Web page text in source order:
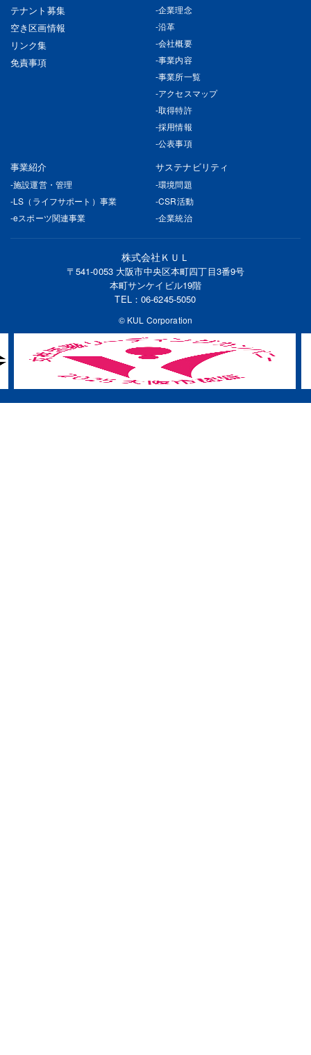
テナント募集
空き区画情報
リンク集
免責事項
企業理念
沿革
会社概要
事業内容
事業所一覧
アクセスマップ
取得特許
採用情報
公表事項
事業紹介
施設運営・管理
LS（ライフサポート）事業
eスポーツ関連事業
サステナビリティ
環境問題
CSR活動
企業統治
株式会社ＫＵＬ
〒541-0053 大阪市中央区本町四丁目3番9号
本町サンケイビル19階
TEL： 06-6245-5050
© KUL Corporation